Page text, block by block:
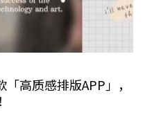
高质感排版APP」，